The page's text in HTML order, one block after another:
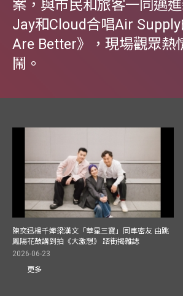
案，與市民和旅客一同邁
Jay和Cloud合唱Air
Are Better》，現場觀眾熱
鬧。
陳奕迅楊千嬅梁漢文「華星三寶」同車密友 由跳
鳳陽花鼓講到拍《大激想》 踎街揭雜誌
2026-06-23
更多